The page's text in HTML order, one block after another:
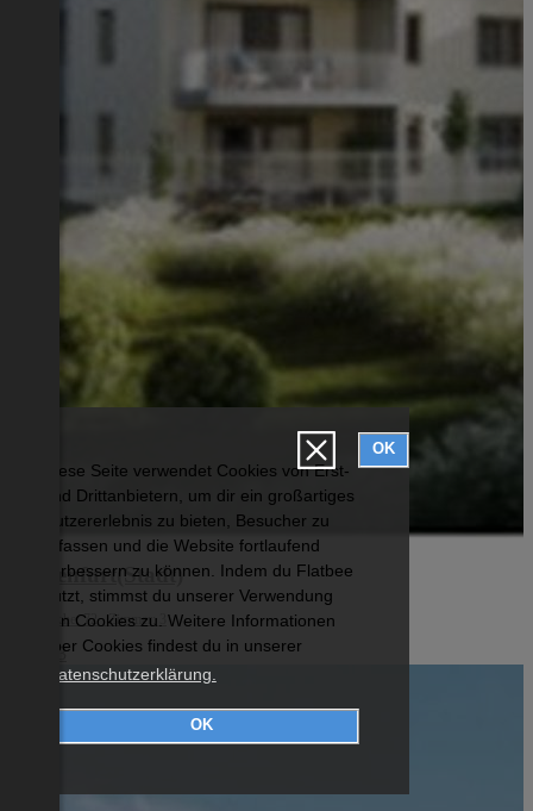
Diese Seite verwendet Cookies von Erst-
und Drittanbietern, um dir ein großartiges
Nutzererlebnis zu bieten, Besucher zu
erfassen und die Website fortlaufend
verbessern zu können. Indem du Flatbee
nutzt, stimmst du unserer Verwendung
von Cookies zu. Weitere Informationen
über Cookies findest du in unserer
Datenschutzerklärung.
OK
OK
Klagenfurt(Stadt)
Wohnfläche: 72 Zimmer: 3
€ 1.483